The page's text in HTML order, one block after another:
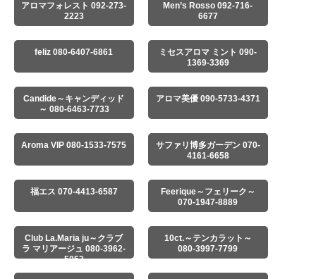
アロマフォレスト 092-273-
2223
Men’s Rosso 092-716-
6677
feliz 080-6407-6861
ミセスアロマ ミント 090-
1369-3369
Candide～キャンディッド
～ 080-6463-7733
アロマ美優 090-5733-4371
Aroma VIP 080-1533-7575
サファリ博多ガーデン 070-
4161-6658
福エス 070-4413-6587
Feerique～フェリーク～
070-1947-8889
Club La.Maria ju～クラブ
ラ マリアージュ 080-3962-
5053
10ct.～テンカラット～
080-3997-7799